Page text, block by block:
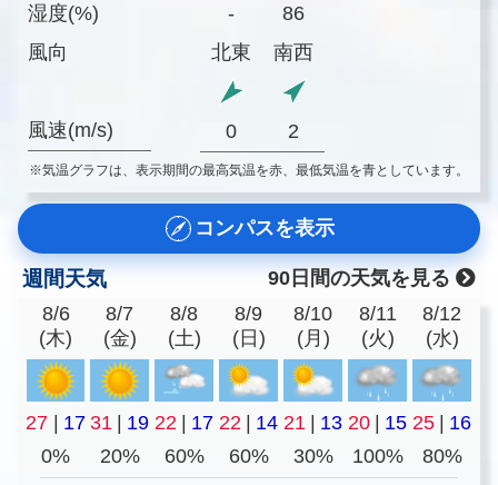
湿度(%)
風向
風速(m/s)
-
86
北東
南西
0 2
※気温グラフは、表示期間の最高気温を赤、最低気温を青としています。
コンパスを表示
週間天気
90日間の天気を見る
8/6
(木)
8/7
(金)
8/8
(土)
8/9
(日)
8/10
(月)
8/11
(火)
8/12
(水)
27 | 17 31 | 19 22 | 17 22 | 14 21 | 13 20 | 15 25 | 16
0%
20% 60% 60% 30% 100% 80%